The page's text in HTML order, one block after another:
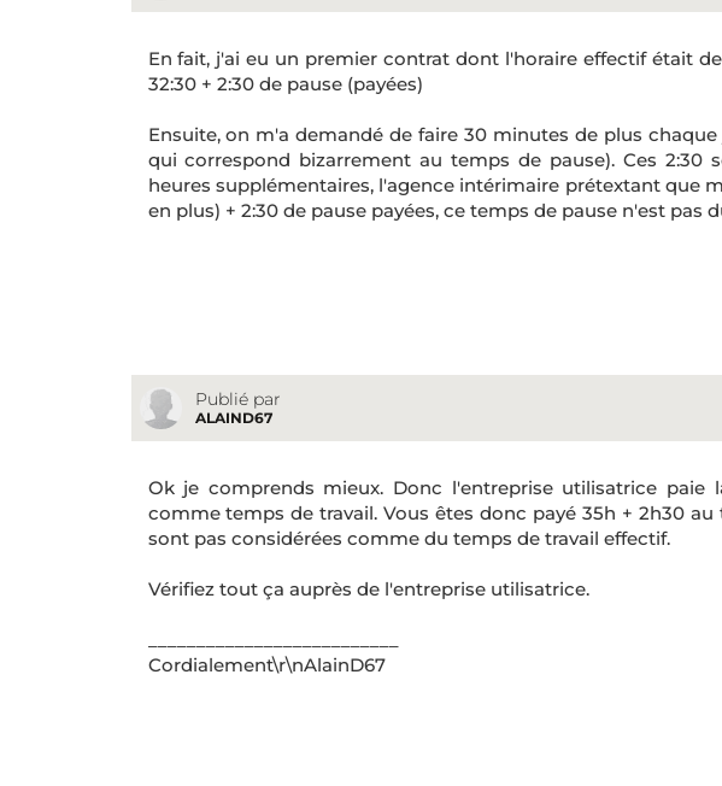
En fait, j'ai eu un premier contrat dont l'horaire effectif était
32:30 + 2:30 de pause (payées)
Ensuite, on m'a demandé de faire 30 minutes de plus
qui correspond bizarrement au temps de pause). Ces 2:30
heures supplémentaires, l'agence intérimaire prétextant que
en plus) + 2:30 de pause payées, ce temps de pause n'est pas
Publié par
ALAIND67
Ok je comprends mieux. Donc l'entreprise utilisatrice paie
comme temps de travail. Vous êtes donc payé 35h + 2h30
sont pas considérées comme du temps de travail effectif.
Vérifiez tout ça auprès de l'entreprise utilisatrice.
Cordialement\r\nAlainD67